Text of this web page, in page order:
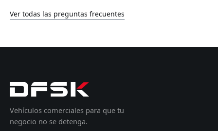
Ver todas las preguntas frecuentes
Vehículos comerciales para que tu
negocio no se detenga.